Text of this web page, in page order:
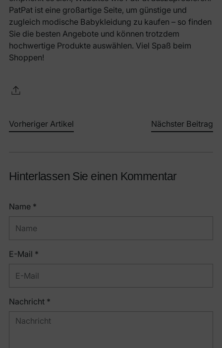
PatPat ist eine großartige Seite, um günstige und
zugleich modische Babykleidung zu kaufen – so finden
Sie die besten Angebote und können trotzdem
hochwertige Produkte auswählen. Viel Spaß beim
Shoppen!
Vorheriger Artikel Nächster Beitrag
Hinterlassen Sie einen Kommentar
Name *
E-Mail *
Nachricht *